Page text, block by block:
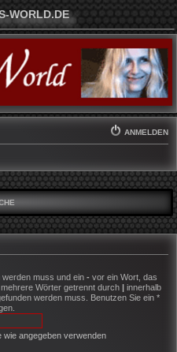
WORLD.DE
ANMELDEN
muss und ein - vor ein Wort, das
Wörter getrennt durch
innerhalb
werden muss. Benutzen Sie ein *
wie angegeben verwenden